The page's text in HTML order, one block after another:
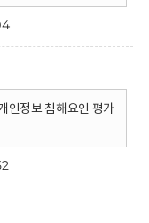
인정보 침해요인 평가